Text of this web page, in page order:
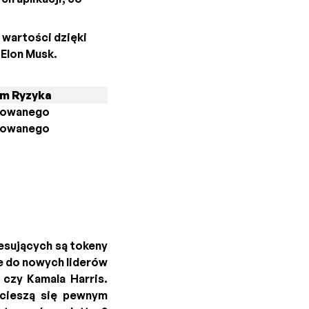
wartości dzięki
Musk.
Ryzyka
są tokeny
do nowych liderów
Kamala Harris.
się pewnym